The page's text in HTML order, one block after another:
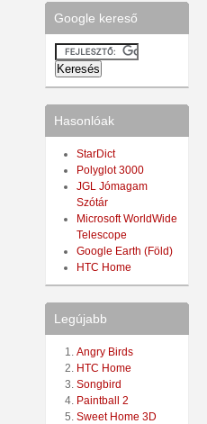
Google kereső
Hasonlóak
StarDict
Polyglot 3000
JGL Jómagam
Szótár
Microsoft WorldWide
Telescope
Google Earth (Föld)
HTC Home
Legújabb
Angry Birds
HTC Home
Songbird
Paintball 2
Sweet Home 3D